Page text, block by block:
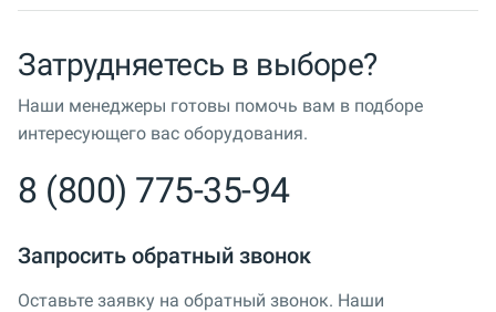
Затрудняетесь в выборе?
Наши менеджеры готовы помочь вам в подборе
интересующего вас оборудования.
8 (800) 775-35-94
Запросить обратный звонок
Оставьте заявку на обратный звонок. Наши